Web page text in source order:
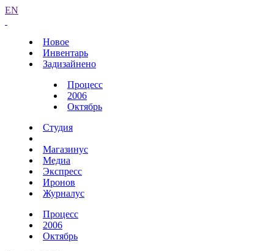
EN
Новое
Инвентарь
Задизайнено
Процесс
2006
Октябрь
Студия
Магазинус
Медиа
Экспресс
Иронов
Журналус
Процесс
2006
Октябрь